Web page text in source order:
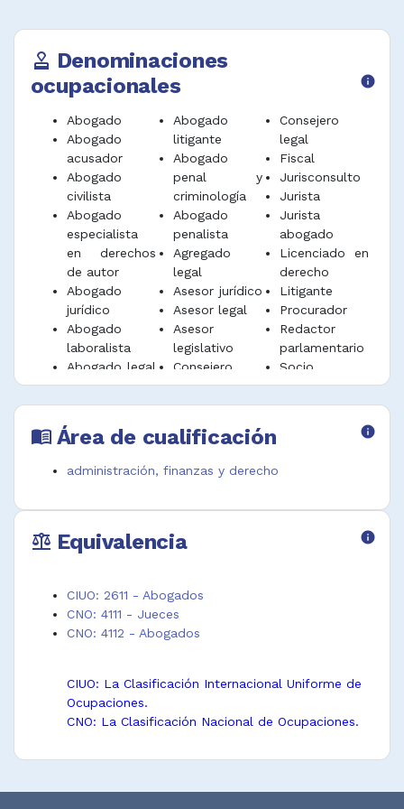
Ejercer funciones administrativas y directivas
relacionadas con la práctica legal.
Instruir a otros abogados para litigar en los
Desempeñar funciones afines.
approval Denominaciones
ocupacionales
info
Abogado
Abogado
acusador
Abogado
civilista
Abogado
especialista
en derechos
de autor
Abogado
jurídico
Abogado
laboralista
Abogado legal
Abogado
litigante
Abogado
penal y
criminología
Abogado
penalista
Agregado
legal
Asesor jurídico
Asesor legal
Asesor
legislativo
Consejero
jurídico
Consejero
legal
Fiscal
Jurisconsulto
Jurista
Jurista
abogado
Licenciado en
derecho
Litigante
Procurador
Redactor
parlamentario
Socio
abogado
menu_book Área de cualificación info
administración, finanzas y derecho
balance Equivalencia info
CIUO: 2611 - Abogados
CNO: 4111 - Jueces
CNO: 4112 - Abogados
CIUO: La Clasificación Internacional Uniforme de
Ocupaciones.
CNO: La Clasificación Nacional de Ocupaciones.